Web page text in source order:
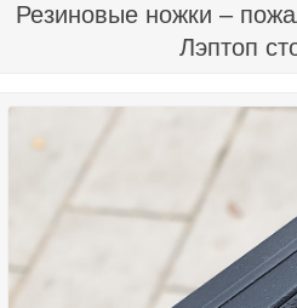
Резиновые ножки –
Лэптоп